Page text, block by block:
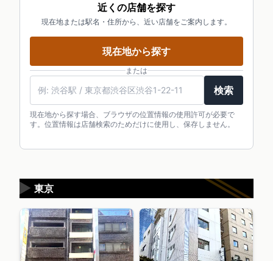
近くの店舗を探す
現在地または駅名・住所から、近い店舗をご案内します。
現在地から探す
または
検索
現在地から探す場合、ブラウザの位置情報の使用許可が必要で
す。位置情報は店舗検索のためだけに使用し、保存しません。
東京
▶